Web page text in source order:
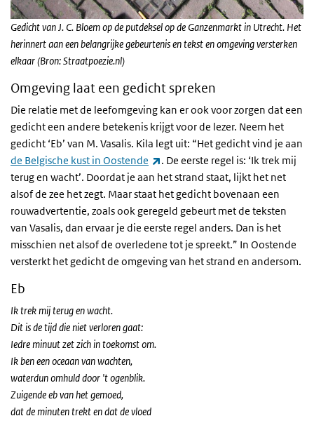
Gedicht van J. C. Bloem op de putdeksel op de Ganzenmarkt in Utrecht. Het
herinnert aan een belangrijke gebeurtenis en tekst en omgeving versterken
elkaar (Bron: Straatpoezie.nl)
Omgeving laat een gedicht spreken
Die relatie met de leefomgeving kan er ook voor zorgen dat een
gedicht een andere betekenis krijgt voor de lezer. Neem het
gedicht ‘Eb’ van M. Vasalis. Kila legt uit: “Het gedicht vind je aan
de Belgische kust in Oostende
(externe link)
. De eerste regel is: ‘Ik trek mij
terug en wacht’. Doordat je aan het strand staat, lijkt het net
alsof de zee het zegt. Maar staat het gedicht bovenaan een
rouwadvertentie, zoals ook geregeld gebeurt met de teksten
van Vasalis, dan ervaar je die eerste regel anders. Dan is het
misschien net alsof de overledene tot je spreekt.” In Oostende
versterkt het gedicht de omgeving van het strand en andersom.
Eb
Ik trek mij terug en wacht.
Dit is de tijd die niet verloren gaat:
Iedre minuut zet zich in toekomst om.
Ik ben een oceaan van wachten,
waterdun omhuld door 't ogenblik.
Zuigende eb van het gemoed,
dat de minuten trekt en dat de vloed